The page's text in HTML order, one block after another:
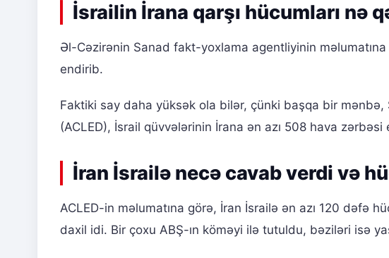
İsrailin İrana qarşı hücumları nə
Əl-Cəzirənin Sanad fakt-yoxlama agentliyinin
endirib.
Faktiki say daha yüksək ola bilər, çünki başqa bir mənbə,
(ACLED), İsrail qüvvələrinin İrana ən azı 508 hava
İran İsrailə necə cavab verdi və
ACLED-in məlumatına görə, İran İsrailə ən azı 120 dəfə
daxil idi. Bir çoxu ABŞ-ın köməyi ilə tutuldu, bəziləri isə